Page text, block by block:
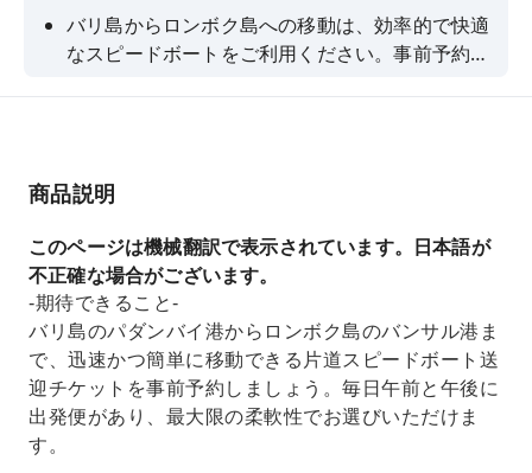
バリ島からロンボク島への移動は、効率的で快適
なスピードボートをご利用ください。事前予約
商品説明
このページは機械翻訳で表示されています。日本語が
不正確な場合がございます。
-期待できること-
バリ島のパダンバイ港からロンボク島のバンサル港ま
で、迅速かつ簡単に移動できる片道スピードボート送
迎チケットを事前予約しましょう。毎日午前と午後に
出発便があり、最大限の柔軟性でお選びいただけま
す。